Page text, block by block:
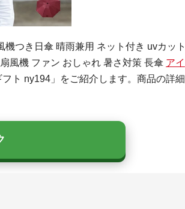
つき日傘 晴雨兼用 ネット付き uvカット
風機 ファン おしゃれ 暑さ対策 長傘 アイ
ト ny194」をご紹介します。商品の詳細